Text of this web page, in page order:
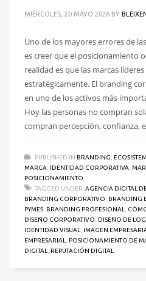
MIÉRCOLES, 20 MAYO 2026 BY
Uno de los mayores errores de
es creer que el posicionamiento
realidad es que las marcas
estratégicamente. El branding
en uno de los activos más
Hoy las personas no compran
compran percepción, confianza,
PUBLISHED IN BRANDING,
MARCA, IDENTIDAD CORPORATIVA,
POSICIONAMIENTO
TAGGED UNDER:AGENCIA DIGITAL
BRANDING CORPORATIVO, BRANDING
PYMES, BRANDING PROFESIONAL,
DISEÑO CORPORATIVO, DISEÑO DE
IDENTIDAD VISUAL, IMAGEN
EMPRESARIAL, POSICIONAMIENTO DE
DIGITAL, REPUTACIÓN DIGITAL